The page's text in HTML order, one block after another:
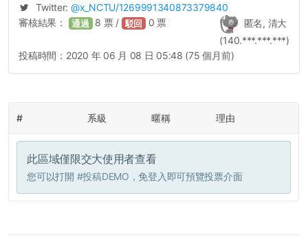
Twitter: @x_NCTU/1269991340873379840
匿名, 清大
(140.***.***.***)
審核結果： 通過 8 票 / 駁回 0 票
投稿時間： 2020 年 06 月 08 日 05:48 (75 個月前)
# 系級 暱稱 理由
此區域僅限交大使用者查看
您可以打開 #投稿DEMO ，免登入即可預覽投票介面